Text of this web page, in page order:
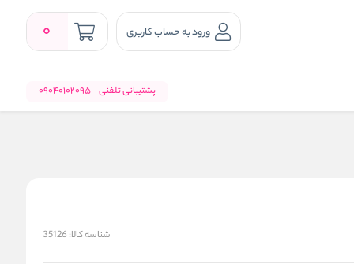
ورود به حساب کاربری 0
پشتیبانی تلفنی 09040102095
شناسه کالا: 35126